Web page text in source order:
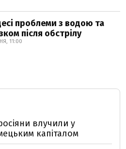
проблеми з водою та
після обстрілу
11:00
влучили у
капіталом